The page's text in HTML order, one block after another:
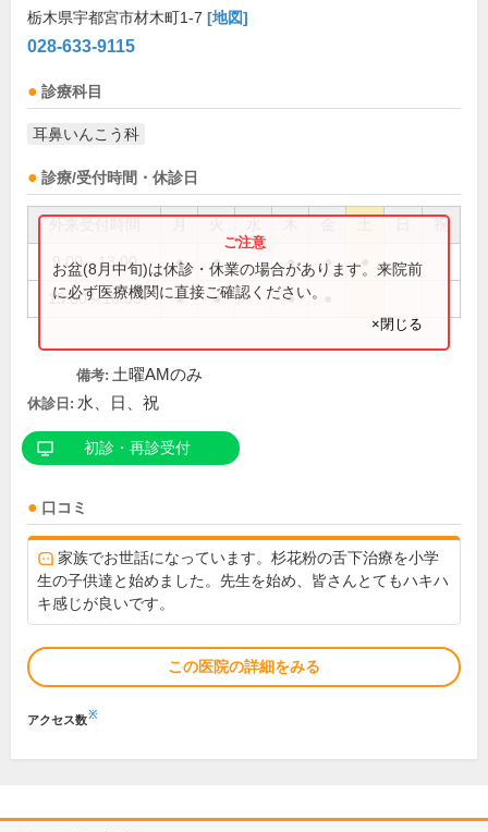
栃木県宇都宮市材木町1-7 [地図]
028-633-9115
診療科目
耳鼻いんこう科
診療/受付時間・休診日
祝
9:00～13:00 ● ● ● ●
15:00～18:00 ● ● ●
お盆(8月中旬)は休診・休業の場合があります。来院前
に必ず医療機関に直接ご確認ください。
×閉じる
備考: 土曜AMのみ
休診日: 水、日、祝
初診・再診受付
口コミ
家族でお世話になっています。杉花粉の舌下治療を小学
生の子供達と始めました。先生を始め、皆さんとてもハキハ
キ感じが良いです。
この医院の詳細をみる
アクセス数※